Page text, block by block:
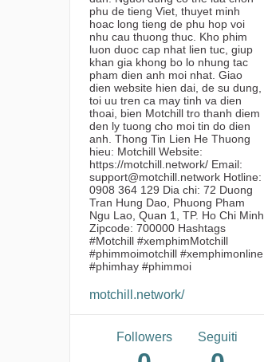
phu de tieng Viet, thuyet minh
hoac long tieng de phu hop voi
nhu cau thuong thuc. Kho phim
luon duoc cap nhat lien tuc, giup
khan gia khong bo lo nhung tac
pham dien anh moi nhat. Giao
dien website hien dai, de su dung,
toi uu tren ca may tinh va dien
thoai, bien Motchill tro thanh diem
den ly tuong cho moi tin do dien
anh. Thong Tin Lien He Thuong
hieu: Motchill Website:
https://motchill.network/ Email:
support@motchill.network Hotline:
0908 364 129 Dia chi: 72 Duong
Tran Hung Dao, Phuong Pham
Ngu Lao, Quan 1, TP. Ho Chi Minh
Zipcode: 700000 Hashtags
#Motchill #xemphimMotchill
#phimmoimotchill #xemphimonline
#phimhay #phimmoi
motchill.network/
Followers Seguiti